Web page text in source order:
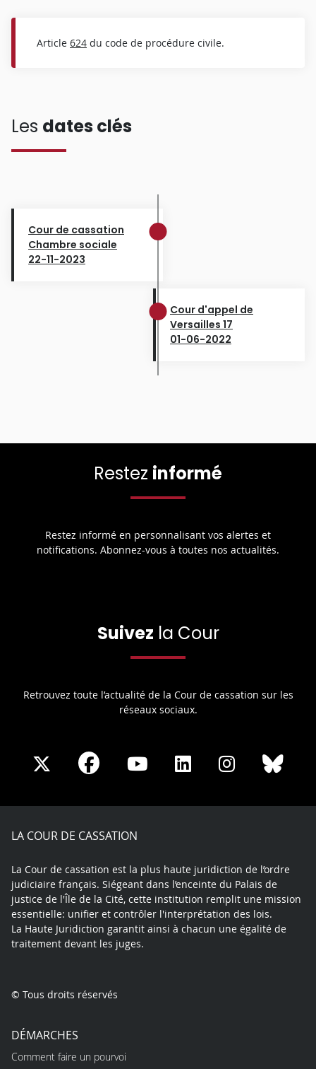
Article 624 du code de procédure civile.
Les dates clés
Cour de cassation
Chambre sociale
22-11-2023
Cour d'appel de
Versailles 17
01-06-2022
Restez informé
Restez informé en personnalisant vos alertes et
notifications. Abonnez-vous à toutes nos actualités.
Suivez la Cour
Retrouvez toute l’actualité de la Cour de cassation sur les
réseaux sociaux.
Share
X
Share
Facebook
Share
Youtube
Share
LinkedIn
Share
Instagram
LA COUR DE CASSATION
La Cour de cassation est la plus haute juridiction de l’ordre
judiciaire français. Siégeant dans l’enceinte du Palais de
justice de l'Île de la Cité, cette institution remplit une mission
essentielle: unifier et contrôler l'interprétation des lois.
La Haute Juridiction garantit ainsi à chacun une égalité de
traitement devant les juges.
© Tous droits réservés
DÉMARCHES
Comment faire un pourvoi